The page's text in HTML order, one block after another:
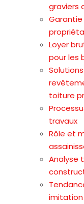
graviers
Loyer
pour les
toiture
travaux
Rôle et
Analyse